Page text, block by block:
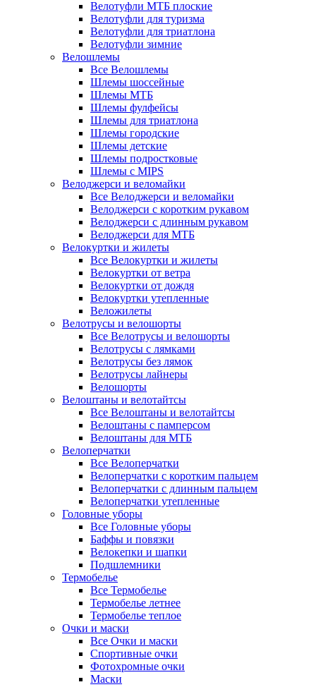
Велотуфли МТБ плоские
Велотуфли для туризма
Велотуфли для триатлона
Велотуфли зимние
Велошлемы
Все Велошлемы
Шлемы шоссейные
Шлемы МТБ
Шлемы фулфейсы
Шлемы для триатлона
Шлемы городские
Шлемы детские
Шлемы подростковые
Шлемы с MIPS
Велоджерси и веломайки
Все Велоджерси и веломайки
Велоджерси с коротким рукавом
Велоджерси с длинным рукавом
Велоджерси для МТБ
Велокуртки и жилеты
Все Велокуртки и жилеты
Велокуртки от ветра
Велокуртки от дождя
Велокуртки утепленные
Веложилеты
Велотрусы и велошорты
Все Велотрусы и велошорты
Велотрусы с лямками
Велотрусы без лямок
Велотрусы лайнеры
Велошорты
Велоштаны и велотайтсы
Все Велоштаны и велотайтсы
Велоштаны с памперсом
Велоштаны для МТБ
Велоперчатки
Все Велоперчатки
Велоперчатки с коротким пальцем
Велоперчатки с длинным пальцем
Велоперчатки утепленные
Головные уборы
Все Головные уборы
Баффы и повязки
Велокепки и шапки
Подшлемники
Термобелье
Все Термобелье
Термобелье летнее
Термобелье теплое
Очки и маски
Все Очки и маски
Спортивные очки
Фотохромные очки
Маски